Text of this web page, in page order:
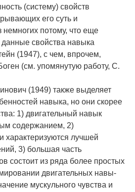
(си­стему) свойств
его суть и
пото­му, что еще
свой­ства навыка
(1947), с чем, впрочем,
(см. упомянутую работу, С.
(1949) также выделяет
навыка, но они скорее
1) двигательный навык
содержа­нием, 2)
характеризуются лучшей
3) большая часть
состоит из ряда более простых
двига­тельных навы­
мускульного чув­ства и